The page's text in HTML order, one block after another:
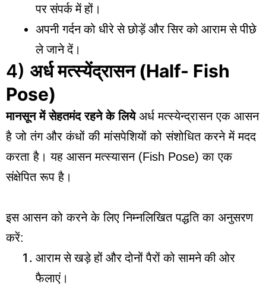
पर संपर्क में हों।
अपनी गर्दन को धीरे से छोड़ें और सिर को आराम से पीछे
ले जाने दें।
4) अर्ध मत्स्येंद्रासन(Half- Fish
Pose)
मानसून में सेहतमंद रहने के लियेअर्ध मत्स्येन्द्रासन एक आसन
है जो तंग और कंधों की मांसपेशियों को संशोधित करने में मदद
करता है। यह आसन मत्स्यासन (Fish Pose) का एक
संक्षेपित रूप है।
इस आसन को करने के लिए निम्नलिखित पद्धति का अनुसरण
करें:
आराम से खड़े हों और दोनों पैरों को सामने की ओर
फैलाएं।